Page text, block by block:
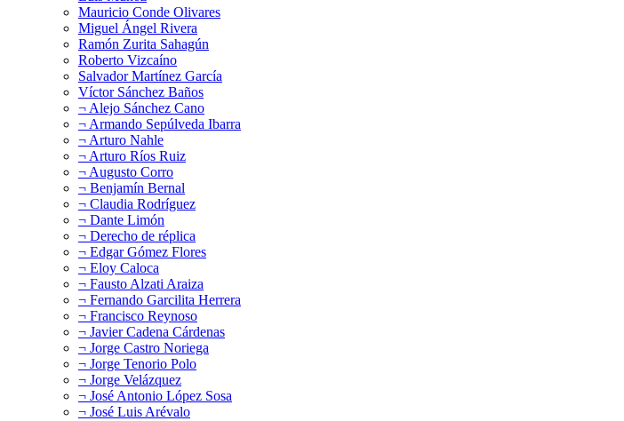
Mauricio Conde Olivares
Miguel Ángel Rivera
Ramón Zurita Sahagún
Roberto Vizcaíno
Salvador Martínez García
Víctor Sánchez Baños
¬ Alejo Sánchez Cano
¬ Armando Sepúlveda Ibarra
¬ Arturo Nahle
¬ Arturo Ríos Ruiz
¬ Augusto Corro
¬ Benjamín Bernal
¬ Claudia Rodríguez
¬ Dante Limón
¬ Derecho de réplica
¬ Edgar Gómez Flores
¬ Eloy Caloca
¬ Fausto Alzati Araiza
¬ Fernando Garcilita Herrera
¬ Francisco Reynoso
¬ Javier Cadena Cárdenas
¬ Jorge Castro Noriega
¬ Jorge Tenorio Polo
¬ Jorge Velázquez
¬ José Antonio López Sosa
¬ José Luis Arévalo